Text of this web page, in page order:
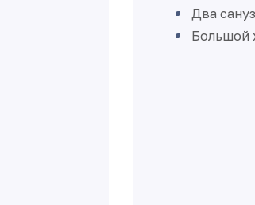
Два
Большой